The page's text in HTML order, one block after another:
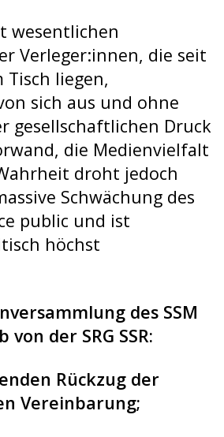
wesentlichen
Verleger:innen, die seit
Tisch liegen,
sich aus und ohne
gesellschaftlichen Druck
die Medienvielfalt
droht jedoch
Schwächung des
public und ist
höchst
des SSM
der SRG SSR:
Rückzug der
Vereinbarung;